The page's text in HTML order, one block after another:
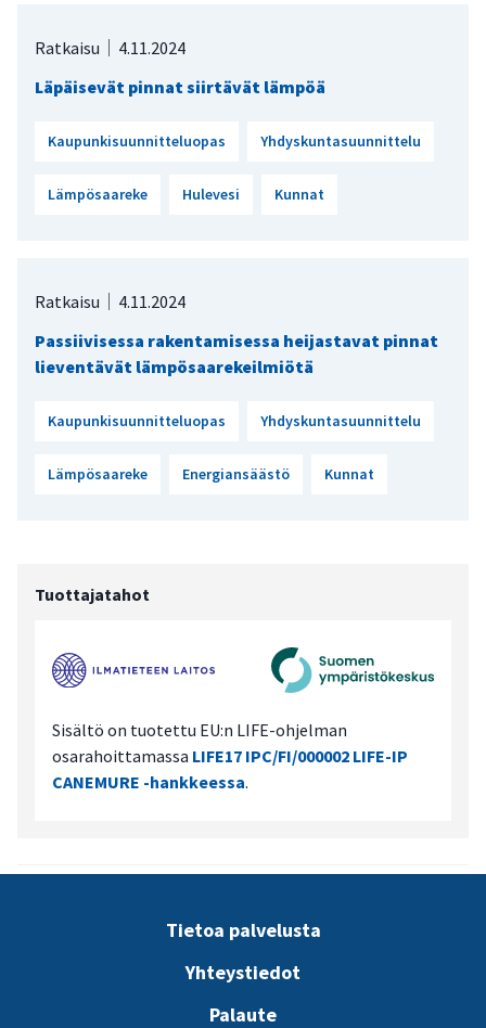
Ratkaisu
4.11.2024
Läpäisevät pinnat siirtävät lämpöä
Kaupunkisuunnitteluopas Yhdyskuntasuunnittelu
Lämpösaareke Hulevesi Kunnat
Ratkaisu
4.11.2024
Passiivisessa rakentamisessa heijastavat pinnat
lieventävät lämpösaarekeilmiötä
Kaupunkisuunnitteluopas Yhdyskuntasuunnittelu
Lämpösaareke Energiansäästö Kunnat
Tuottajatahot
Sisältö on tuotettu EU:n LIFE-ohjelman
osarahoittamassa LIFE17 IPC/FI/000002 LIFE-IP
CANEMURE -hankkeessa.
Tietoa palvelusta
Yhteystiedot
Palaute